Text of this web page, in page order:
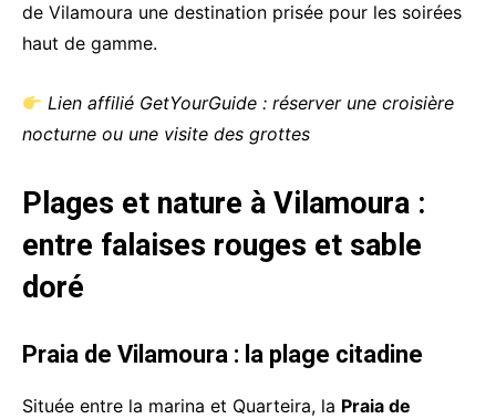
de Vilamoura une destination prisée pour les soirées
haut de gamme.
Lien affilié GetYourGuide : réserver une croisière
nocturne ou une visite des grottes
Plages et nature à Vilamoura :
entre falaises rouges et sable
doré
Praia de Vilamoura : la plage citadine
Située entre la marina et Quarteira, la Praia de